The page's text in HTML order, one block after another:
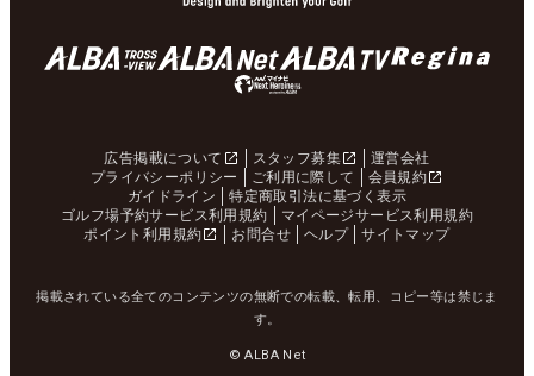
広告掲載について スタッフ募集
運営会社
プライバシーポリシー
ご利用に際して
会員規約
ガイドライン
特定商取引法に基づく表示
ゴルフ場予約サービス利用規約
マイページサービス利用規約
ポイント利用規約
お問合せ ヘルプ サイトマップ
掲載されている全てのコンテンツの無断での転載、転用、コピー等は禁じま
す。
© ALBA Net